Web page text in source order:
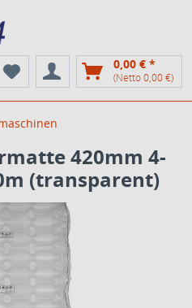
0,00 € *
(Netto 0,00 €)
420mm 4-
(transparent)